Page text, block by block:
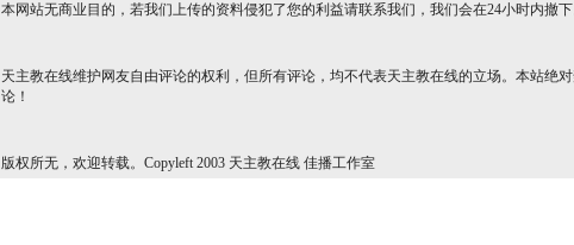
本网站无商业目的，若我们上传的资料侵犯了您的利益请联系我们，我们会在24小时内撤下
天主教在线维护网友自由评论的权利，但所有评论，均不代表天主教在线的立场。本站绝
论！
版权所无，欢迎转载。Copyleft 2003 天主教在线 佳播工作室